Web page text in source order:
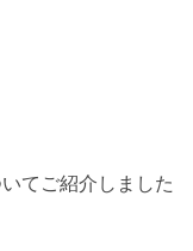
てご紹介しました